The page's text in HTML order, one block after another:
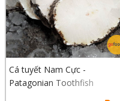
Cá tuyết Nam Cực -
Patagonian Toothfish